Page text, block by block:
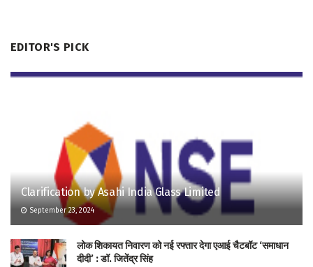
EDITOR'S PICK
Clarification by Asahi India Glass Limited
September 23, 2024
लोक शिकायत निवारण को नई रफ्तार देगा एआई चैटबॉट ‘समाधान
दीदी’ : डॉ. जितेंद्र सिंह